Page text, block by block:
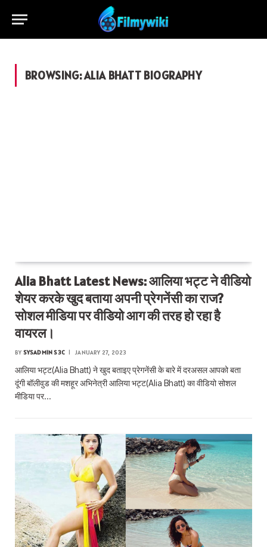
BROWSING:ALIA BHATT BIOGRAPHY
Alia Bhatt Latest News: आलिया भट्ट ने वीडियो
शेयर करके खुद बताया अपनी प्रेगनेंसी का राज?
सोशल मीडिया पर वीडियो आग की तरह हो रहा है
वायरल।
BY SYSADMIN S3C JANUARY 27, 2023
आलिया भट्ट(Alia Bhatt) ने खुद बताइए प्रेगनेंसी के बारे में दरअसल आपको बता
दूंगी बॉलीवुड की मशहूर अभिनेत्री आलिया भट्ट(Alia Bhatt) का वीडियो सोशल
मीडिया पर…